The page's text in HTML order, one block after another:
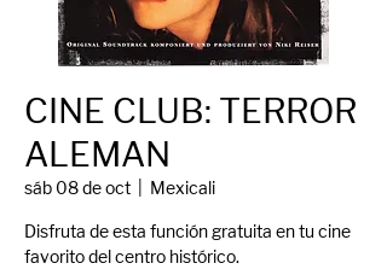
CINE CLUB: TERROR
ALEMAN
sáb 08 de oct Mexicali
Disfruta de esta función gratuita en tu cine
favorito del centro histórico.